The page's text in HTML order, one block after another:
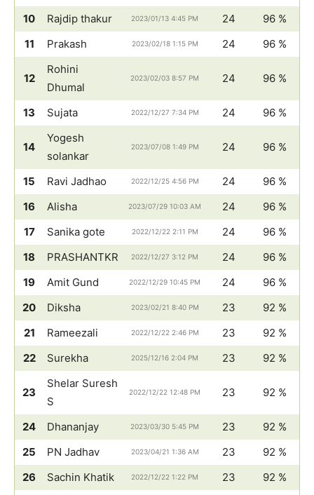
10 Rajdip thakur 2023/01/13 4:45 PM 24
96 %
11
Prakash 2023/02/18 1:15 PM 24 96 %
12
Rohini
Dhumal
2023/02/03 8:57 PM 24 96 %
13 Sujata 2022/12/27 7:34 PM 24 96 %
14
Yogesh
solankar
2023/07/08 1:49 PM 24 96 %
15 Ravi Jadhao 2022/12/25 4:56 PM 24
96 %
16
Alisha 2023/07/29 10:03 AM 24
96 %
17
Sanika gote 2022/12/22 2:11 PM 24
96 %
18
PRASHANTKR 2022/12/27 3:12 PM 24
96 %
19
Amit Gund 2022/12/29 10:45 PM 24
96 %
20
Diksha 2023/02/21 8:40 PM 23
92 %
21
Rameezali 2022/12/22 2:46 PM 23
92 %
22
Surekha 2025/12/16 2:04 PM 23 92 %
23
Shelar Suresh
S
2022/12/22 12:48 PM 23 92 %
24 Dhananjay 2023/03/30 5:45 PM 23
92 %
25
PN Jadhav 2023/04/21 1:36 AM 23
92 %
26
Sachin Khatik 2022/12/22 1:22 PM 23 92 %